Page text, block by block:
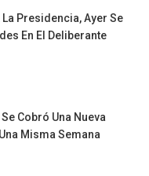
Presidencia, Ayer Se
En El Deliberante
Cobró Una Nueva
Misma Semana